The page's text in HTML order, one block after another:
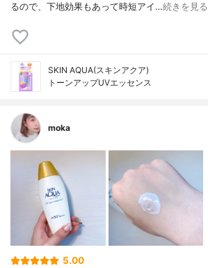
るので、下地効果もあって時短アイ…続きを見る
SKIN AQUA(スキンアクア)
トーンアップUVエッセンス
moka
5.00